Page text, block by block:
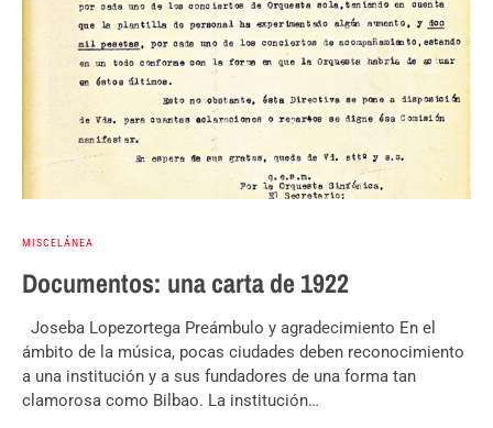
MISCELÁNEA
Documentos: una carta de 1922
Joseba Lopezortega Preámbulo y agradecimiento En el
ámbito de la música, pocas ciudades deben reconocimiento
a una institución y a sus fundadores de una forma tan
clamorosa como Bilbao. La institución…